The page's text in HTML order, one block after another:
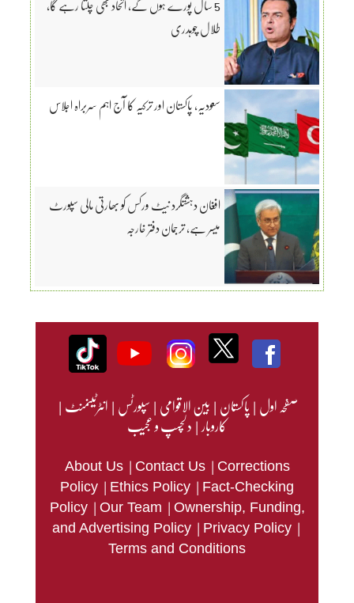
طلال چوہدری
سعودیہ، پاکستان اور ترکیہ کا آج اہم سربراہ اجلاس
افغان دہشتگرد نیٹ ورکس کو بھارتی مالی سپورٹ
میسر ہے، ترجمان دفتر خارجہ
صفحہ اول|پاکستان|بین الاقوامی|سپورٹس|انٹرٹینمنٹ|
کاروبار|دلچسپ و عجیب
About Us | Contact Us | Corrections
Policy | Ethics Policy | Fact-Checking
Policy | Our Team | Ownership, Funding,
and Advertising Policy | Privacy Policy |
Terms and Conditions